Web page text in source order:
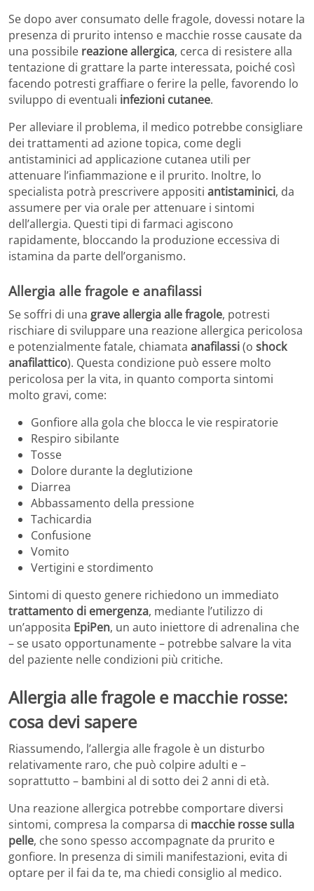
Se dopo aver consumato delle fragole, dovessi notare la
presenza di prurito intenso e macchie rosse causate da
una possibile reazione allergica, cerca di resistere alla
tentazione di grattare la parte interessata, poiché così
facendo potresti graffiare o ferire la pelle, favorendo lo
sviluppo di eventuali infezioni cutanee.
Per alleviare il problema, il medico potrebbe consigliare
dei trattamenti ad azione topica, come degli
antistaminici ad applicazione cutanea utili per
attenuare l’infiammazione e il prurito. Inoltre, lo
specialista potrà prescrivere appositi antistaminici, da
assumere per via orale per attenuare i sintomi
dell’allergia. Questi tipi di farmaci agiscono
rapidamente, bloccando la produzione eccessiva di
istamina da parte dell’organismo.
Allergia alle fragole e anafilassi
Se soffri di una grave allergia alle fragole, potresti
rischiare di sviluppare una reazione allergica pericolosa
e potenzialmente fatale, chiamata anafilassi(o shock
anafilattico). Questa condizione può essere molto
pericolosa per la vita, in quanto comporta sintomi
molto gravi, come:
Gonfiore alla gola che blocca le vie respiratorie
Respiro sibilante
Tosse
Dolore durante la deglutizione
Diarrea
Abbassamento della pressione
Tachicardia
Confusione
Vomito
Vertigini e stordimento
Sintomi di questo genere richiedono un immediato
trattamento di emergenza, mediante l’utilizzo di
un’apposita EpiPen, un auto iniettore di adrenalina che
– se usato opportunamente – potrebbe salvare la vita
del paziente nelle condizioni più critiche.
Allergia alle fragole e macchie rosse:
cosa devi sapere
Riassumendo, l’allergia alle fragole è un disturbo
relativamente raro, che può colpire adulti e –
soprattutto – bambini al di sotto dei 2 anni di età.
Una reazione allergica potrebbe comportare diversi
sintomi, compresa la comparsa di macchie rosse sulla
pelle, che sono spesso accompagnate da prurito e
gonfiore. In presenza di simili manifestazioni, evita di
optare per il fai da te, ma chiedi consiglio al medico.